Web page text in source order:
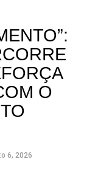
em abril de
com pessoal —
bilhão o limite
Fiscal.
é agravada pelo
nos quatro
a arrecadação
aposentadorias e
disso, o Tribunal de
déficit atuarial de R$
o documento
O
6, 2026